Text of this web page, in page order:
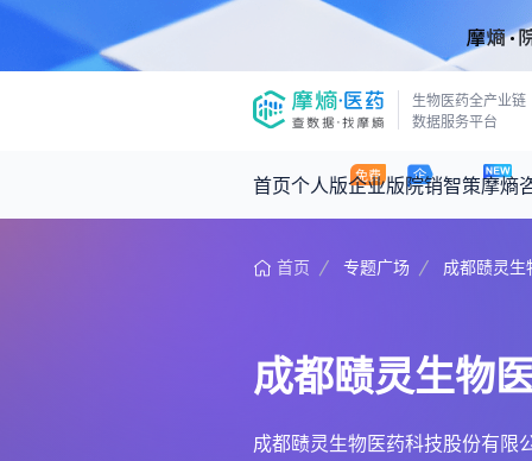
生物医药全产业链
数据服务平台
首页个人版企业版院销智策摩熵
咨询服务
产品立项评估及管线规划
产业/行业调研
投资决策与交易估值
摩熵原创
深度分析
政策法规
投融资
数据中心
基于市场数据，为您提供全面的市场
回放
王中健
首页 专题广场 成都赜灵生
成都赜灵生物
成都赜灵生物医药科技股份有限